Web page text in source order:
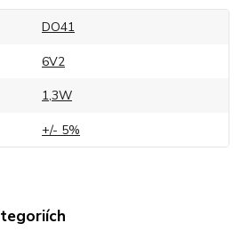
DO41
6V2
1,3W
+/- 5%